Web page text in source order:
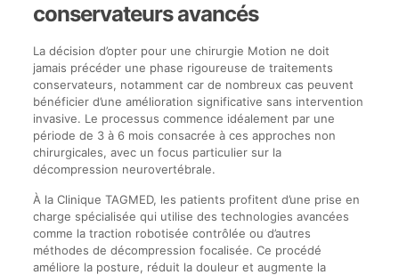
conservateurs avancés
La décision d’opter pour une chirurgie Motion ne doit
jamais précéder une phase rigoureuse de traitements
conservateurs, notamment car de nombreux cas peuvent
bénéficier d’une amélioration significative sans intervention
invasive. Le processus commence idéalement par une
période de 3 à 6 mois consacrée à ces approches non
chirurgicales, avec un focus particulier sur la
décompression neurovertébrale.
À la Clinique TAGMED, les patients profitent d’une prise en
charge spécialisée qui utilise des technologies avancées
comme la traction robotisée contrôlée ou d’autres
méthodes de décompression focalisée. Ce procédé
améliore la posture, réduit la douleur et augmente la